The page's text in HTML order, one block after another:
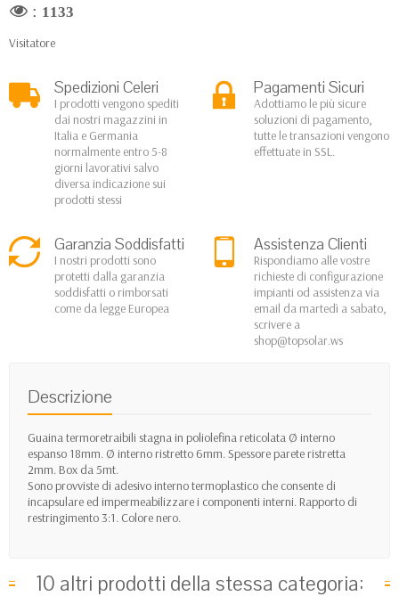
: 1133
Visitatore
Spedizioni Celeri
I prodotti vengono spediti
dai nostri magazzini in
Italia e Germania
normalmente entro 5-8
giorni lavorativi salvo
diversa indicazione sui
prodotti stessi
Pagamenti Sicuri
Adottiamo le più sicure
soluzioni di pagamento,
tutte le transazioni vengono
effettuate in SSL.
Garanzia Soddisfatti
I nostri prodotti sono
protetti dalla garanzia
soddisfatti o rimborsati
come da legge Europea
Assistenza Clienti
Rispondiamo alle vostre
richieste di configurazione
impianti od assistenza via
email da martedì a sabato,
scrivere a
shop@topsolar.ws
Descrizione
Guaina termoretraibili stagna in poliolefina reticolata Ø interno
espanso 18mm. Ø interno ristretto 6mm. Spessore parete ristretta
2mm. Box da 5mt.
Sono provviste di adesivo interno termoplastico che consente di
incapsulare ed impermeabilizzare i componenti interni. Rapporto di
restringimento 3:1. Colore nero.
10 altri prodotti della stessa categoria: